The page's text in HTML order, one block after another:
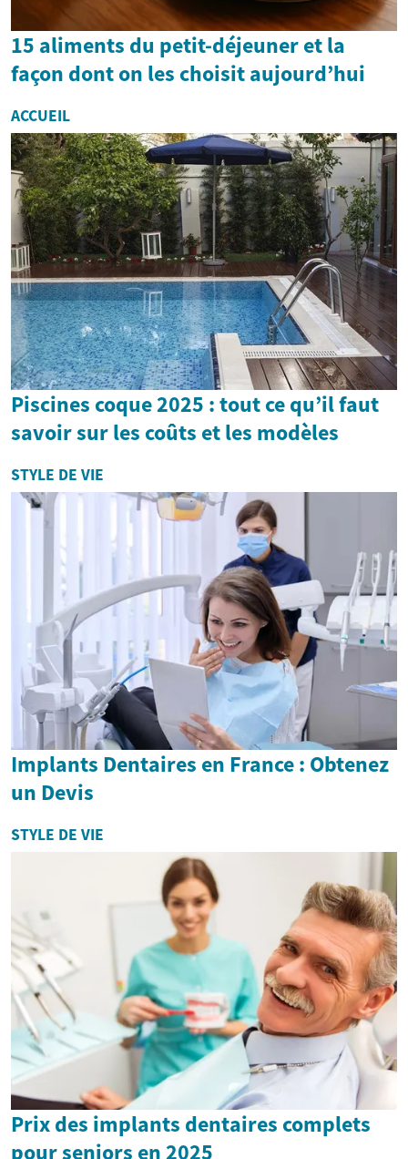
15 aliments du petit-déjeuner et la
façon dont on les choisit aujourd’hui
ACCUEIL
Piscines coque 2025 : tout ce qu’il faut
savoir sur les coûts et les modèles
STYLE DE VIE
Implants Dentaires en France : Obtenez
un Devis
STYLE DE VIE
Prix des implants dentaires complets
pour seniors en 2025